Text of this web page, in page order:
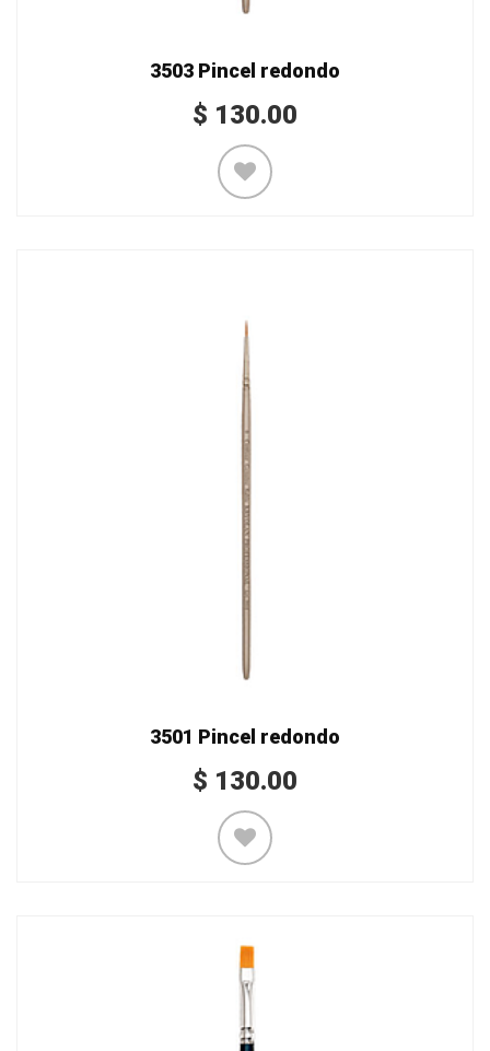
3503 Pincel redondo
$ 130.00
3501 Pincel redondo
$ 130.00